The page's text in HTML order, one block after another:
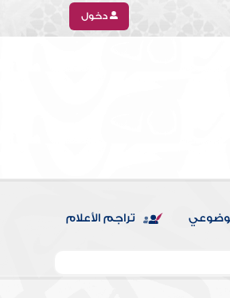
دخول
تراجم الأعلام